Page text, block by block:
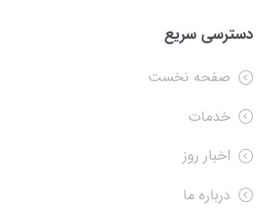
دسترسی سریع
صفحه نخست
خدمات
اخبار روز
درباره ما